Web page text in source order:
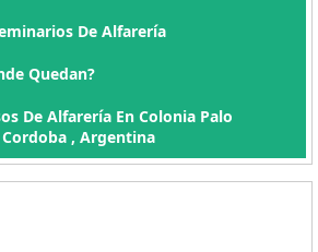
De Alfarería
Quedan?
De Alfarería En Colonia Palo
, Argentina